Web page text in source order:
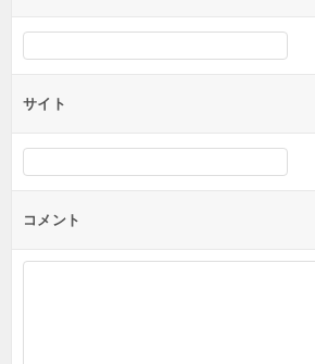
サイト
コメント